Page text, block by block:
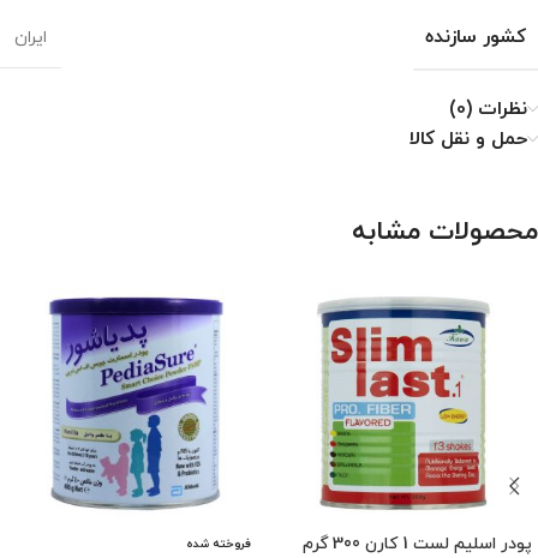
کشور سازنده ایران
نظرات (0)
حمل و نقل کالا
محصولات مشابه
پودر اسلیم لست 1 کارن 300 گرم فروخته شده